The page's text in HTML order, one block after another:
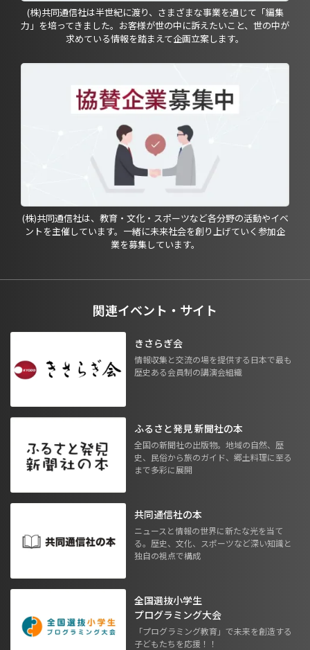
(株)共同通信社は半世紀に渡り、さまざまな事業を通じて「編集
力」を培ってきました。お客様が世の中に訴えたいこと、世の中が
求めている情報を踏まえて企画立案します。
(株)共同通信社は、教育・文化・スポーツなど各分野の活動やイベ
ントを主催しています。一緒に未来社会を創り上げていく参加企
業を募集しています。
関連イベント・サイト
きさらぎ会
情報収集と交流の場を提供する日本で最も
歴史ある会員制の講演会組織
ふるさと発見 新聞社の本
全国の新聞社の出版物。地域の自然、歴
史、民俗から旅のガイド、郷土料理に至る
まで多彩に展開
共同通信社の本
ニュースと情報の世界に新たな光を当て
る。歴史、文化、スポーツなど深い知識と
独自の視点で構成
全国選抜小学生
プログラミング大会
「プログラミング教育」で未来を創造する
子どもたちを応援！！